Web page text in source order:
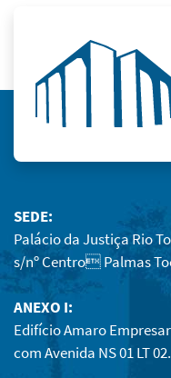
SEDE:
Palácio da Justiça Rio
s/nº Centro Palmas
ANEXO I:
Edifício Amaro
com Avenida NS 01 LT